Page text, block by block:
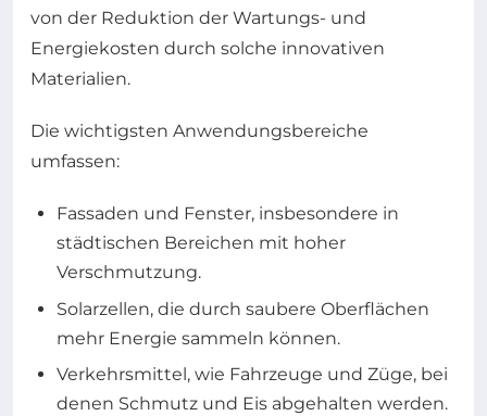
von der Reduktion der Wartungs- und
Energiekosten durch solche innovativen
Materialien.
Die wichtigsten Anwendungsbereiche
umfassen:
Fassaden und Fenster, insbesondere in
städtischen Bereichen mit hoher
Verschmutzung.
Solarzellen, die durch saubere Oberflächen
mehr Energie sammeln können.
Verkehrsmittel, wie Fahrzeuge und Züge, bei
denen Schmutz und Eis abgehalten werden.